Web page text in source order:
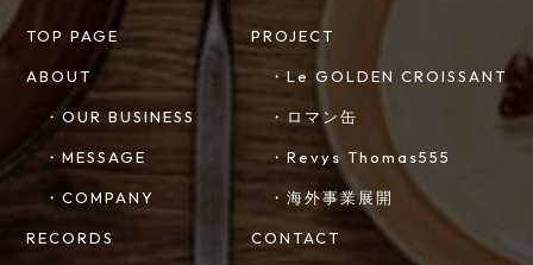
TOP PAGE
ABOUT
・OUR BUSINESS
・MESSAGE
・COMPANY
RECORDS
PROJECT
・Le GOLDEN CROISSANT
・ロマン缶
・Revys Thomas555
・海外事業展開
CONTACT